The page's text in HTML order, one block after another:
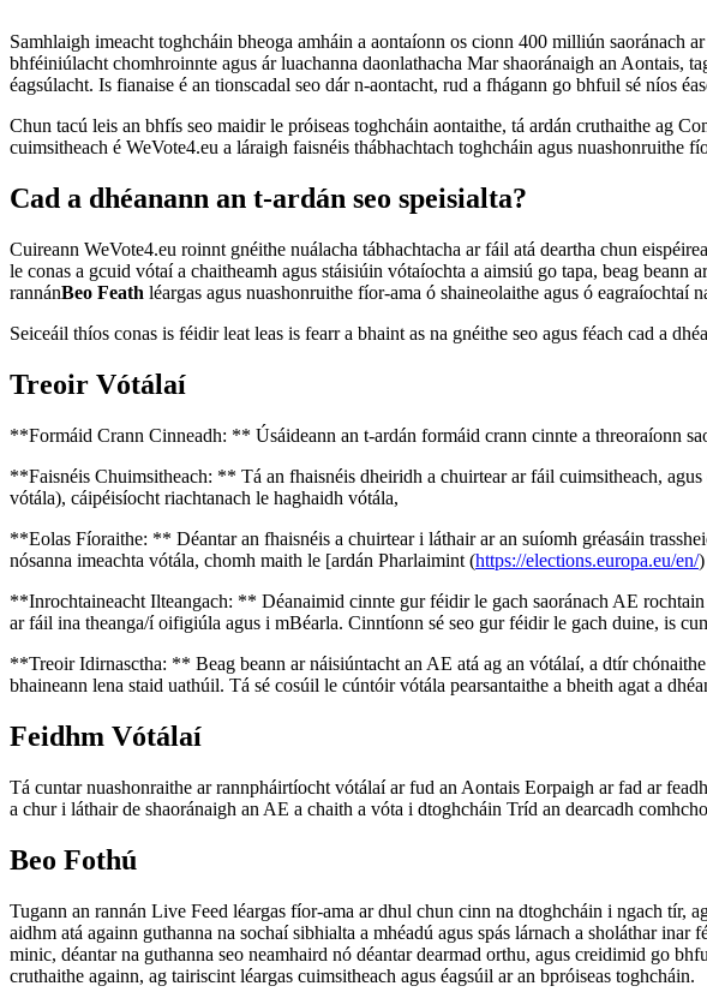
Samhlaigh imeacht toghcháin bheoga amháin a aontaíonn os cionn 400 milliún
bhféiniúlacht chomhroinnte agus ár luachanna daonlathacha Mar shaoránaigh an Aontais,
éagsúlacht. Is fianaise é an tionscadal seo dár n-aontacht, rud a fhágann go bhfuil sé níos
Chun tacú leis an bhfís seo maidir le próiseas toghcháin aontaithe, tá ardán cruthaithe ag
cuimsitheach é WeVote4.eu a láraigh faisnéis thábhachtach toghcháin agus nuashonruithe
Cad a dhéanann an t-ardán seo speisialta?
Cuireann WeVote4.eu roinnt gnéithe nuálacha tábhachtacha ar fáil atá deartha chun
le conas a gcuid vótaí a chaitheamh agus stáisiúin vótaíochta a aimsiú go tapa, beag
rannánBeo Feath léargas agus nuashonruithe fíor-ama ó shaineolaithe agus ó eagraíochtaí
Seiceáil thíos conas is féidir leat leas is fearr a bhaint as na gnéithe seo agus féach cad a
Treoir Vótálaí
**Formáid Crann Cinneadh: ** Úsáideann an t-ardán formáid crann cinnte a threoraíonn
**Faisnéis Chuimsitheach: ** Tá an fhaisnéis dheiridh a chuirtear ar fáil cuimsitheach,
vótála), cáipéisíocht riachtanach le haghaidh vótála,
**Eolas Fíoraithe: ** Déantar an fhaisnéis a chuirtear i láthair ar an suíomh gréasáin
nósanna imeachta vótála, chomh maith le [ardán Pharlaimint (https://elections.europa.eu/en/)
**Inrochtaineacht Ilteangach: ** Déanaimid cinnte gur féidir le gach saoránach AE
ar fáil ina theanga/í oifigiúla agus i mBéarla. Cinntíonn sé seo gur féidir le gach duine, is
**Treoir Idirnasctha: ** Beag beann ar náisiúntacht an AE atá ag an vótálaí, a dtír
bhaineann lena staid uathúil. Tá sé cosúil le cúntóir vótála pearsantaithe a bheith agat a
Feidhm Vótálaí
Tá cuntar nuashonraithe ar rannpháirtíocht vótálaí ar fud an Aontais Eorpaigh ar fad ar
a chur i láthair de shaoránaigh an AE a chaith a vóta i dtoghcháin Tríd an dearcadh
Beo Fothú
Tugann an rannán Live Feed léargas fíor-ama ar dhul chun cinn na dtoghcháin i ngach tír,
aidhm atá againn guthanna na sochaí sibhialta a mhéadú agus spás lárnach a sholáthar
minic, déantar na guthanna seo neamhaird nó déantar dearmad orthu, agus creidimid go
cruthaithe againn, ag tairiscint léargas cuimsitheach agus éagsúil ar an bpróiseas toghcháin.